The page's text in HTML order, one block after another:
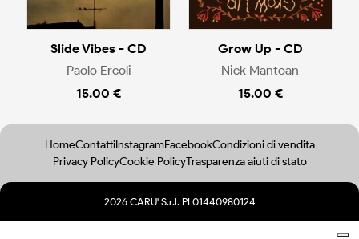
Slide Vibes - CD
Paolo Ercoli
15.00 €
Grow Up - CD
Nick Mantoan
15.00 €
HomeContattiInstagramFacebookCondizioni di vendita
Privacy PolicyCookie PolicyTrasparenza aiuti di stato
2026 CARU' S.r.l. PI 01440980124